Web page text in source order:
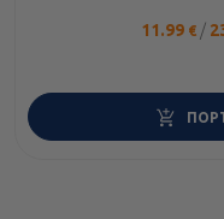
11.99 € /